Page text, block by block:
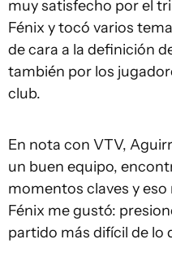
muy satisfecho por el
Fénix y tocó varios
de cara a la definición
también por los
club.
En nota con VTV,
un buen equipo,
momentos claves y
Fénix me gustó:
partido más difícil de lo